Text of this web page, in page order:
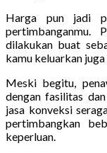
Harga pun jadi
pertimbanganmu.
dilakukan buat
kamu keluarkan
Meski begitu,
dengan fasilitas
jasa konveksi
pertimbangkan
keperluan.